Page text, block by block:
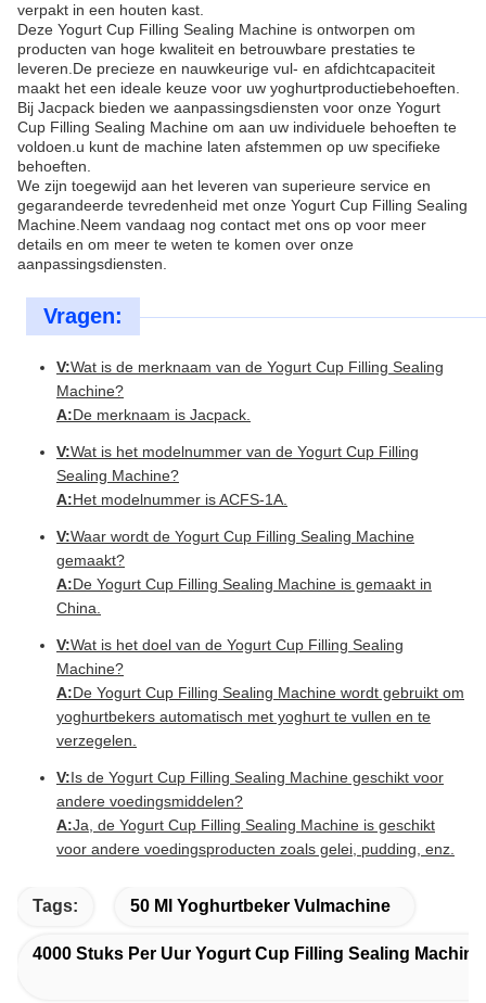
verpakt in een houten kast.
Deze Yogurt Cup Filling Sealing Machine is ontworpen om
producten van hoge kwaliteit en betrouwbare prestaties te
leveren.De precieze en nauwkeurige vul- en afdichtcapaciteit
maakt het een ideale keuze voor uw yoghurtproductiebehoeften.
Bij Jacpack bieden we aanpassingsdiensten voor onze Yogurt
Cup Filling Sealing Machine om aan uw individuele behoeften te
voldoen.u kunt de machine laten afstemmen op uw specifieke
behoeften.
We zijn toegewijd aan het leveren van superieure service en
gegarandeerde tevredenheid met onze Yogurt Cup Filling Sealing
Machine.Neem vandaag nog contact met ons op voor meer
details en om meer te weten te komen over onze
aanpassingsdiensten.
Vragen:
V:Wat is de merknaam van de Yogurt Cup Filling Sealing
Machine?
A:De merknaam is Jacpack.
V:Wat is het modelnummer van de Yogurt Cup Filling
Sealing Machine?
A:Het modelnummer is ACFS-1A.
V:Waar wordt de Yogurt Cup Filling Sealing Machine
gemaakt?
A:De Yogurt Cup Filling Sealing Machine is gemaakt in
China.
V:Wat is het doel van de Yogurt Cup Filling Sealing
Machine?
A:De Yogurt Cup Filling Sealing Machine wordt gebruikt om
yoghurtbekers automatisch met yoghurt te vullen en te
verzegelen.
V:Is de Yogurt Cup Filling Sealing Machine geschikt voor
andere voedingsmiddelen?
A:Ja, de Yogurt Cup Filling Sealing Machine is geschikt
voor andere voedingsproducten zoals gelei, pudding, enz.
Tags: 50 Ml Yoghurtbeker Vulmachine
4000 Stuks Per Uur Yogurt Cup Filling Sealing Machine